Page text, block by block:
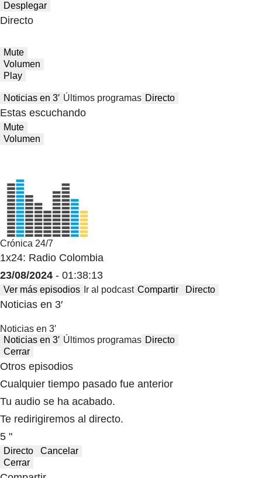
Desplegar
Directo
Mute
Volumen
Play
Noticias en 3′ Últimos programas Directo
Estas escuchando
Mute
Volumen
Crónica 24/7
1x24: Radio Colombia
23/08/2024 - 01:38:13
Ver más episodios Ir al podcast Compartir Directo
Noticias en 3′
Noticias en 3′
Noticias en 3′ Últimos programas Directo
Cerrar
Otros episodios
Cualquier tiempo pasado fue anterior
Tu audio se ha acabado.
Te redirigiremos al directo.
5 "
Directo
Cancelar
Cerrar